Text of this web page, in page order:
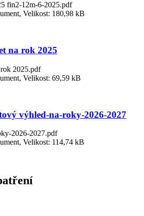
fin2-12m-6-2025.pdf
Velikost: 180,98 kB
na rok 2025
2025.pdf
Velikost: 69,59 kB
výhled-na-roky-2026-2027
2026-2027.pdf
Velikost: 114,74 kB